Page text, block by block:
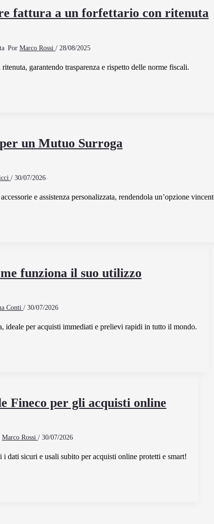
fattura a un forfettario con ritenuta
Por Marco Rossi / 28/08/2025
garantendo trasparenza e rispetto delle norme fiscali.
un Mutuo Surroga
/ 30/07/2026
e assistenza personalizzata, rendendola un’opzione
funziona il suo utilizzo
Conti / 30/07/2026
ideale per acquisti immediati e prelievi rapidi in tutto il mondo.
Fineco per gli acquisti online
Marco Rossi / 30/07/2026
dati sicuri e usali subito per acquisti online protetti e smart!